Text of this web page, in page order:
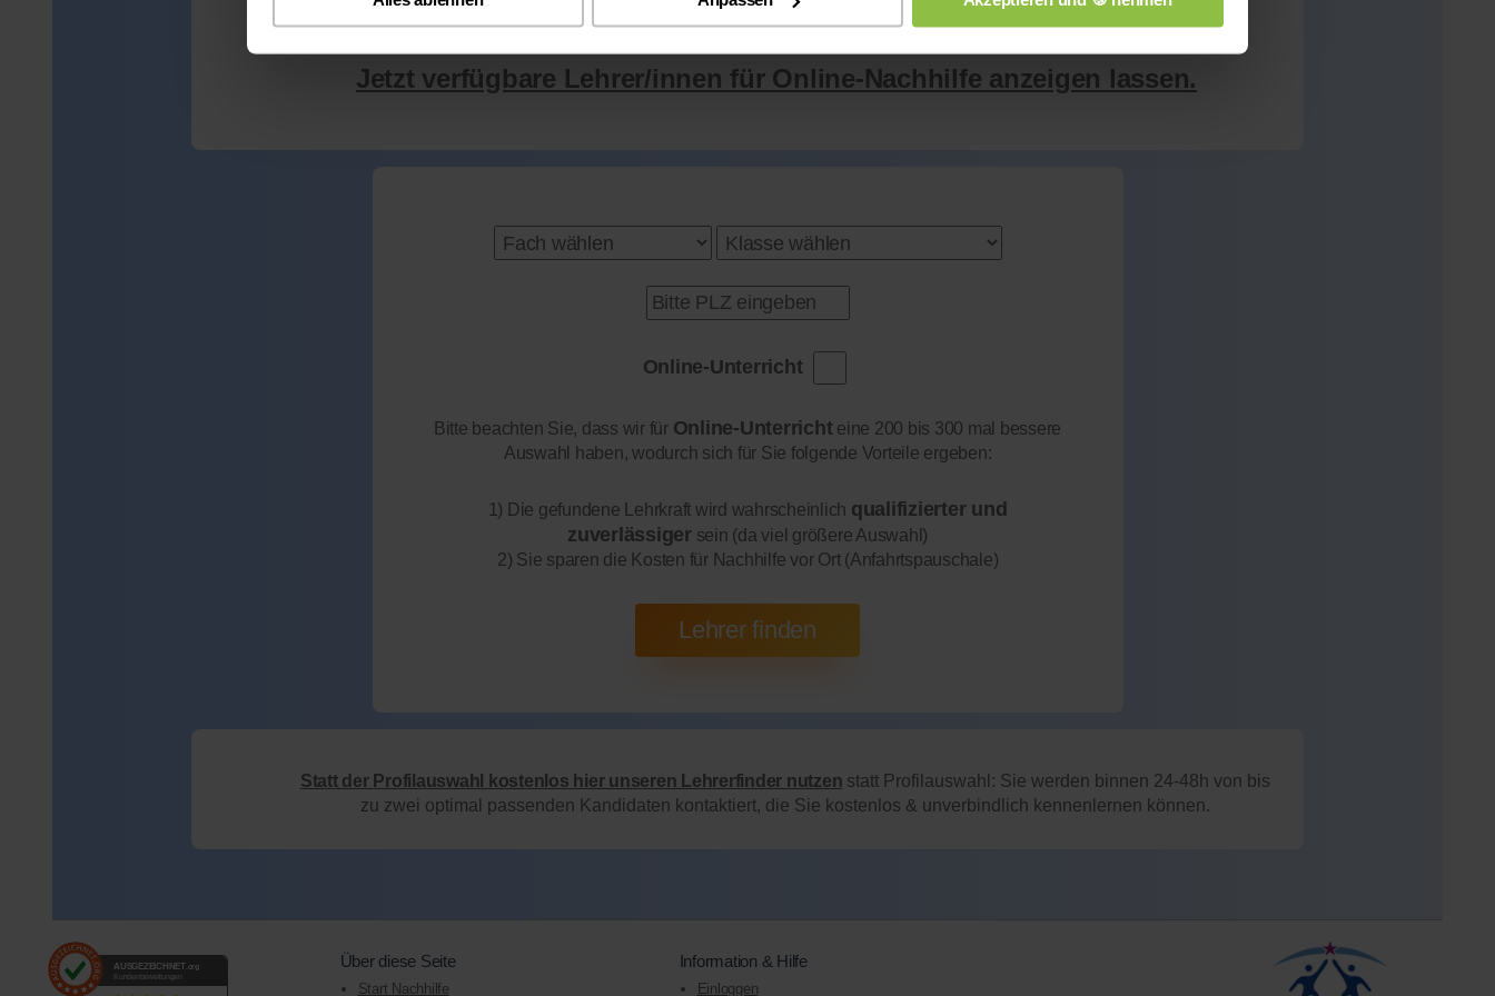
Jetzt verfügbare Lehrer/innen für Online-Nachhilfe anzeigen lassen.
Online-Unterricht
Bitte beachten Sie, dass wir für Online-Unterrichteine 200 bis 300 mal bessere
Auswahl haben, wodurch sich für Sie folgende Vorteile ergeben:
1) Die gefundene Lehrkraft wird wahrscheinlich qualifizierter und
zuverlässigersein (da viel größere Auswahl)
2) Sie sparen die Kosten für Nachhilfe vor Ort (Anfahrtspauschale)
Statt der Profilauswahl kostenlos hier unseren Lehrerfinder nutzen statt Profilauswahl: Sie werden binnen 24-48h von bis
zu zwei optimal passenden Kandidaten kontaktiert, die Sie kostenlos & unverbindlich kennenlernen können.
AUSGEZEICHNET .org
Kundenbewertungen
Über diese Seite
Start Nachhilfe
Information & Hilfe
Einloggen